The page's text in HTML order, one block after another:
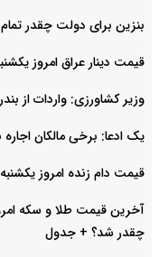
بنزین برای دولت چقدر
قیمت دینار عراق امروز یکشنبه ۱۸ مرداد
وزیر کشاورزی: واردات از
یک ادعا: برخی مالکان اجاره بها را ۶۰ درصد
قیمت دام زنده امروز یکشنبه ۱۸ مرداد ۱۴۰۵ اعلام شد + جدول
چقدر شد؟ + جدول